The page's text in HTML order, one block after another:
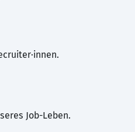
Job-Leben.